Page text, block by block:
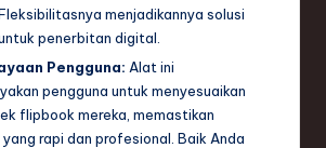
menjadikannya solusi
penerbitan digital.
Pengguna: Alat ini
pengguna untuk menyesuaikan
flipbook mereka, memastikan
rapi dan profesional. Baik Anda